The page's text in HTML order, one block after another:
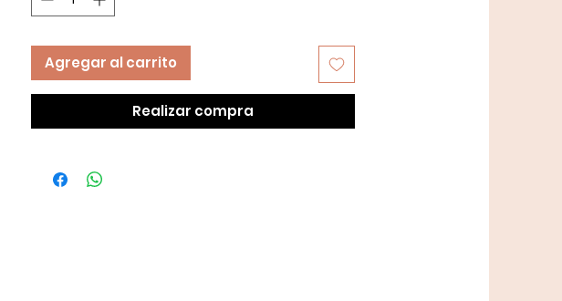
Agregar al carrito
Realizar compra